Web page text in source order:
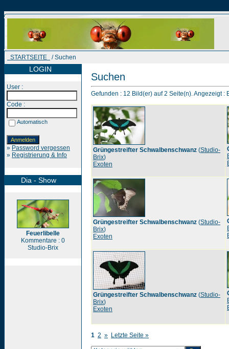
STARTSEITE / Suchen
LOGIN
User :
Code :
Automatisch
» Password vergessen
» Registrierung & Info
Dia - Show
Feuerlibelle
Kommentare : 0
Studio-Brix
Suchen
Gefunden : 12 Bild(er) auf 2 Seite(n). Angezeigt :
Grüngestreifter Schwalbenschwanz (Studio-
Brix)
Exoten
Grüngestreifter Schwalbenschwanz (Studio-
Brix)
Exoten
Grüngestreifter Schwalbenschwanz (Studio-
Brix)
Exoten
1 2 » Letzte Seite »